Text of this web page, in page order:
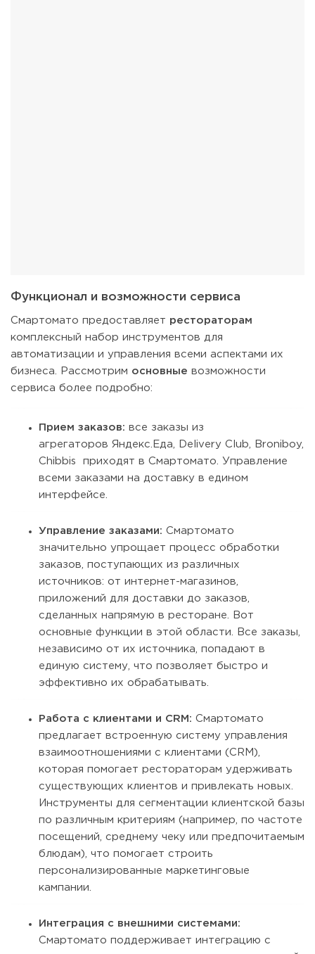
Функционал и возможности сервиса
Смартомато предоставляет рестораторам
комплексный набор инструментов для
автоматизации и управления всеми аспектами их
бизнеса. Рассмотрим основные возможности
сервиса более подробно:
Прием заказов: все заказы из
агрегаторов Яндекс.Еда, Delivery Club, Broniboy,
Chibbis приходят в Смартомато. Управление
всеми заказами на доставку в едином
интерфейсе.
Управление заказами: Смартомато
значительно упрощает процесс обработки
заказов, поступающих из различных
источников: от интернет-магазинов,
приложений для доставки до заказов,
сделанных напрямую в ресторане. Вот
основные функции в этой области. Все заказы,
независимо от их источника, попадают в
единую систему, что позволяет быстро и
эффективно их обрабатывать.
Работа с клиентами и CRM: Смартомато
предлагает встроенную систему управления
взаимоотношениями с клиентами (CRM),
которая помогает рестораторам удерживать
существующих клиентов и привлекать новых.
Инструменты для сегментации клиентской базы
по различным критериям (например, по частоте
посещений, среднему чеку или предпочитаемым
блюдам), что помогает строить
персонализированные маркетинговые
кампании.
Интеграция с внешними системами:
Смартомато поддерживает интеграцию с